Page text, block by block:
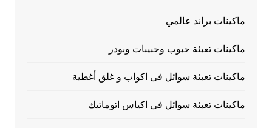
ماكينات براند عالمي
ماكينات تعبئة حبوب وحبيبات وبودر
ماكينات تعبئة سوائل فى اكواب و غلق أغطية
ماكينات تعبئة سوائل فى اكياس اتوماتيك